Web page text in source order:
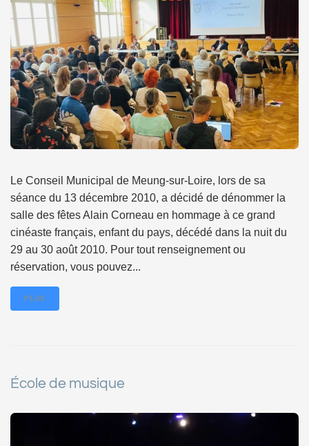
Le Conseil Municipal de Meung-sur-Loire, lors de sa
séance du 13 décembre 2010, a décidé de dénommer la
salle des fêtes Alain Corneau en hommage à ce grand
cinéaste français, enfant du pays, décédé dans la nuit du
29 au 30 août 2010. Pour tout renseignement ou
réservation, vous pouvez...
PLUS
École de musique